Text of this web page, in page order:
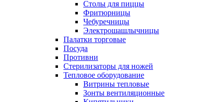
Столы для пиццы
Фритюрницы
Чебуречницы
Электрошашлычницы
Палатки торговые
Посуда
Противни
Стерилизаторы для ножей
Тепловое оборудование
Витрины тепловые
Зонты вентиляционные